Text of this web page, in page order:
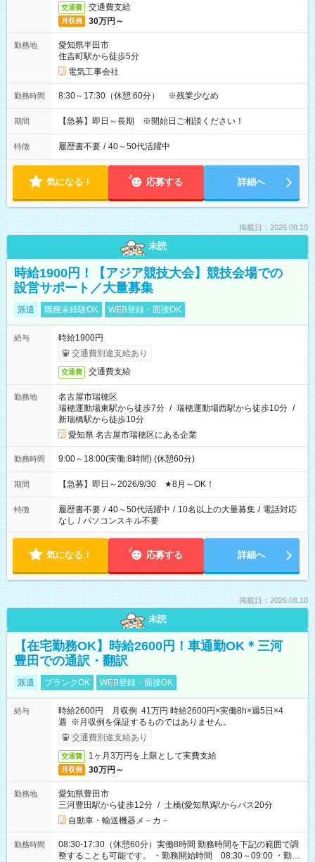
交通費 交通費支給
月収例 30万円～
勤務地
愛知県半田市
住吉町駅から徒歩5分
電気工事会社
勤務時間 8:30～17:30（休憩:60分） ※残業少なめ
期間 【急募】即日～長期 ※開始日ご相談ください！
特徴 履歴書不要 / 40～50代活躍中
気になる！ 応募する 詳細へ
掲載日：2026.08.10
未読
時給1900円！【アジア競技大会】競技会場での
設営サポート／大量募集
派遣 職種未経験OK WEB登録・面接OK
給与
時給1900円
交通費別途支給あり
交通費 交通費支給
勤務地
名古屋市瑞穂区
瑞穂運動場東駅から徒歩7分 / 瑞穂運動場西駅から徒歩10分 /
新瑞橋駅から徒歩10分
愛知県 名古屋市瑞穂区にある企業
勤務時間 9:00～18:00(実働:8時間) (休憩60分)
期間 【急募】即日～2026/9/30 ★8月～OK！
特徴 履歴書不要 / 40～50代活躍中 / 10名以上の大量募集 / 電話対応
なし / パソコンスキル不要
気になる！ 応募する 詳細へ
掲載日：2026.08.10
未読
【在宅勤務OK】時給2600円！車通勤OK＊三河
豊田での通訳・翻訳
派遣 ブランクOK WEB登録・面接OK
給与
時給2600円 月収例 41万円 時給2600円×実働8h×週5日×4
週 ※月収例を保証するものではありません。
交通費別途支給あり
交通費 1ヶ月3万円を上限として実費支給
月収例 30万円～
勤務地
愛知県豊田市
三河豊田駅から徒歩12分 / 土橋(愛知県)駅からバス20分
自動車・輸送機器メ－カ－
勤務時間
08:30-17:30（休憩60分）実働8時間 勤務時間を下記の範囲で調
整することも可能です。 ・勤務開始時間 08:30～09:00 ・勤務